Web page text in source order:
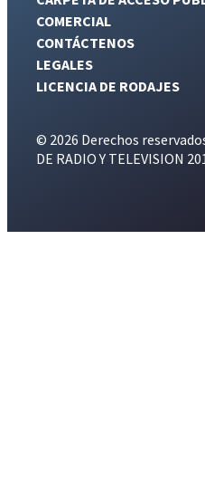
COMERCIAL
CONTÁCTENOS
LEGALES
LICENCIA DE RODAJES
© 2026 Derechos
DE RADIO Y TELEVISION